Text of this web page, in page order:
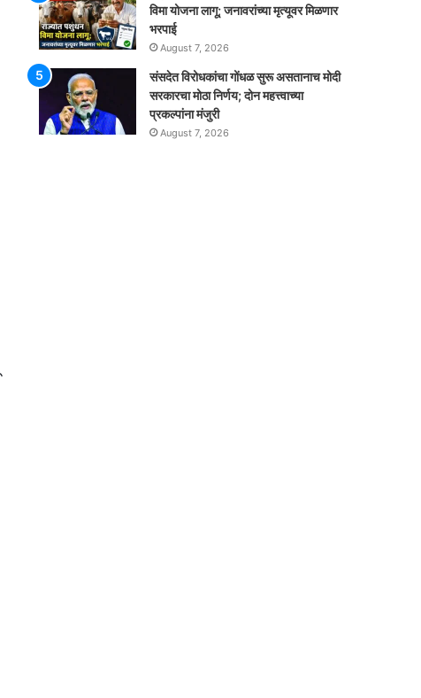
विमा योजना लागू; जनावरांच्या मृत्यूवर मिळणार
भरपाई
August 7, 2026
संसदेत विरोधकांचा गोंधळ सुरू असतानाच मोदी
सरकारचा मोठा निर्णय; दोन महत्त्वाच्या
प्रकल्पांना मंजुरी
August 7, 2026